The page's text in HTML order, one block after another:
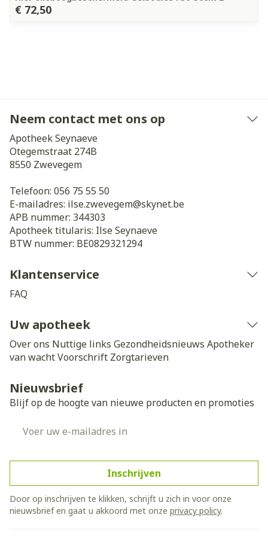
€ 72,50
Neem contact met ons op
Apotheek Seynaeve
Otegemstraat 274B
8550 Zwevegem
Telefoon: 056 75 55 50
E-mailadres: ilse.zwevegem@skynet.be
APB nummer: 344303
Apotheek titularis: Ilse Seynaeve
BTW nummer: BE0829321294
Klantenservice
FAQ
Uw apotheek
Over ons Nuttige links Gezondheidsnieuws Apotheker
van wachtVoorschrift Zorgtarieven
Nieuwsbrief
Blijf op de hoogte van nieuwe producten en promoties
Inschrijven
Door op inschrijven te klikken, schrijft u zich in voor onze
nieuwsbrief en gaat u akkoord met onze privacy policy.